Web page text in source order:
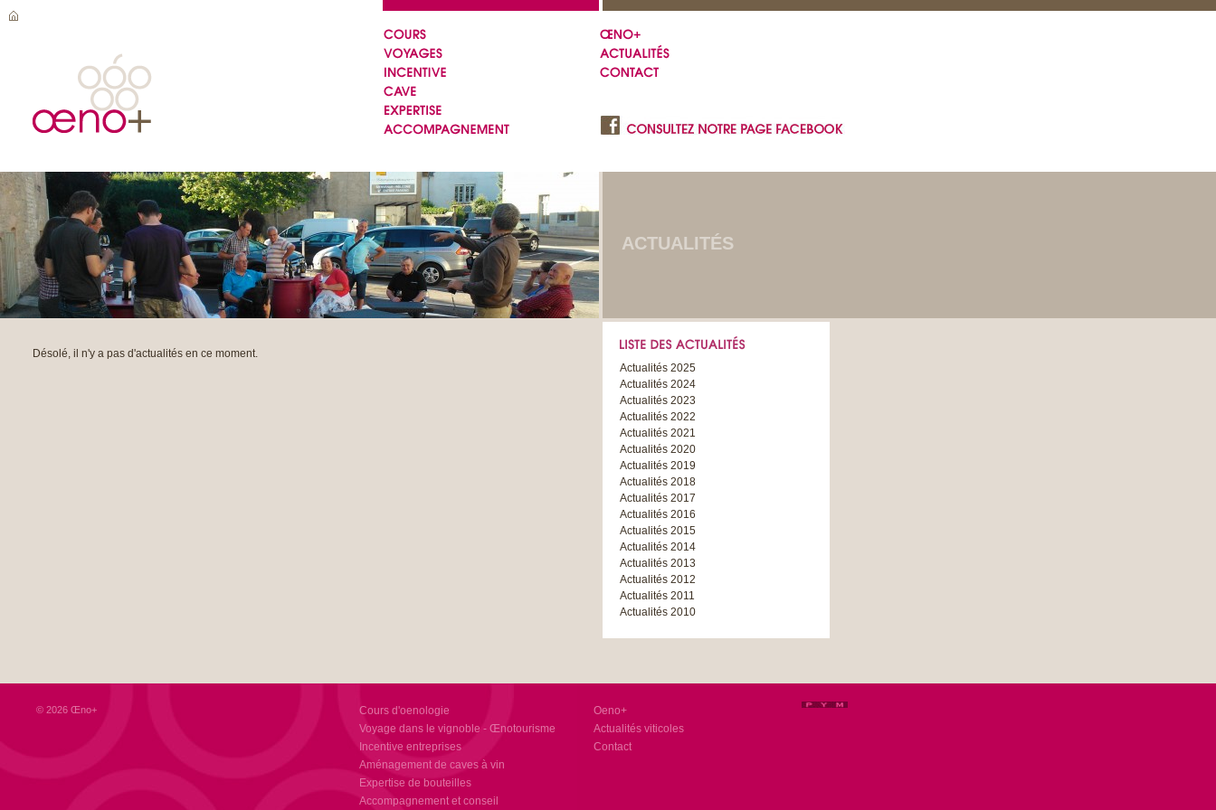
ACTUALITÉS
Désolé, il n'y a pas d'actualités en ce moment.
Actualités 2025
Actualités 2024
Actualités 2023
Actualités 2022
Actualités 2021
Actualités 2020
Actualités 2019
Actualités 2018
Actualités 2017
Actualités 2016
Actualités 2015
Actualités 2014
Actualités 2013
Actualités 2012
Actualités 2011
Actualités 2010
© 2026 Œno+
Cours d'oenologie
Voyage dans le vignoble - Œnotourisme
Incentive entreprises
Aménagement de caves à vin
Expertise de bouteilles
Accompagnement et conseil
Oeno+
Actualités viticoles
Contact